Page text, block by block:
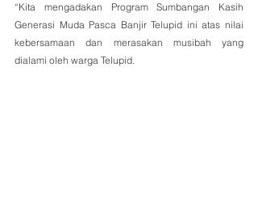
“Kita mengadakan Program Sumbangan Kasih
Generasi Muda Pasca Banjir Telupid ini atas nilai
kebersamaan dan merasakan musibah yang
dialami oleh warga Telupid.